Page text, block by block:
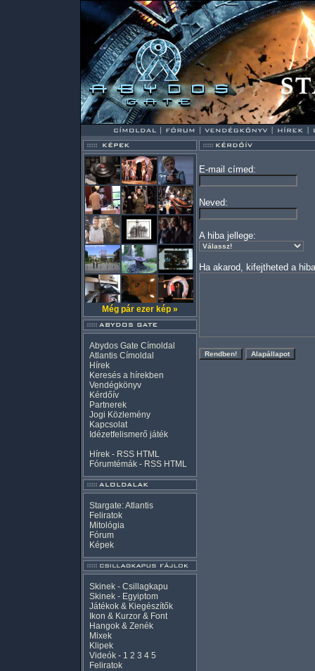
Még pár ezer kép »
Abydos Gate Címoldal
Atlantis Címoldal
Hírek
Keresés a hírekben
Vendégkönyv
Kérdőív
Partnerek
Jogi Közlemény
Kapcsolat
Idézetfelismerő játék
Hírek - RSS HTML
Fórumtémák - RSS HTML
Stargate: Atlantis
Feliratok
Mitológia
Fórum
Képek
Skinek - Csillagkapu
Skinek - Egyiptom
Játékok & Kiegészítők
Ikon & Kurzor & Font
Hangok & Zenék
Mixek
Klipek
Videók - 1 2 3 4 5
Feliratok
E-mail címed:
Neved:
A hiba jellege:
Ha akarod, kifejtheted a